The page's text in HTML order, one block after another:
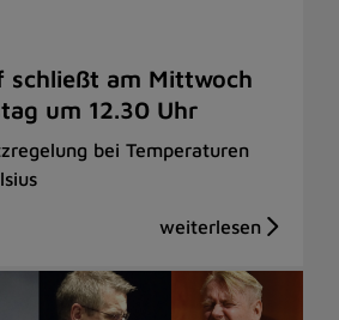
am Mittwoch
um 12.30 Uhr
bei Temperaturen